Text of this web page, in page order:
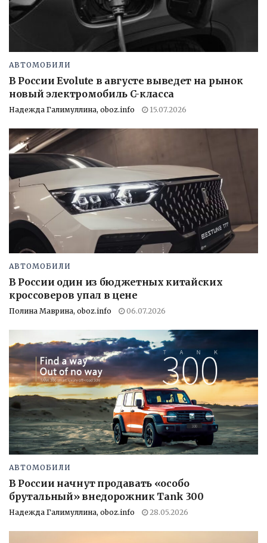
АВТОМОБИЛИ
В России Evolute в августе выведет на рынок
новый электромобиль C-класса
Надежда Галимуллина, oboz.info 15.07.2026
АВТОМОБИЛИ
В России один из бюджетных китайских
кроссоверов упал в цене
Полина Маврина, oboz.info 06.07.2026
АВТОМОБИЛИ
В России начнут продавать «особо
брутальный» внедорожник Tank 300
Надежда Галимуллина, oboz.info 28.05.2026